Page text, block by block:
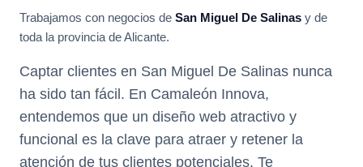
Trabajamos con negocios de San Miguel De Salinas y de
toda la provincia de Alicante.
Captar clientes en San Miguel De Salinas nunca
ha sido tan fácil. En Camaleón Innova,
entendemos que un diseño web atractivo y
funcional es la clave para atraer y retener la
atención de tus clientes potenciales. Te